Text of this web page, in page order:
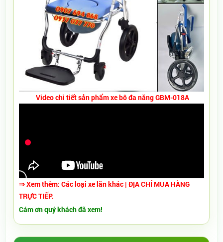
Video chi tiết sản phẩmxe bô đa năng GBM-018A
⇒ Xem thêm: Cácloại xe lăn khác | ĐỊA CHỈ MUA HÀNG
TRỰC TIẾP.
Cám ơn quý khách đã xem!